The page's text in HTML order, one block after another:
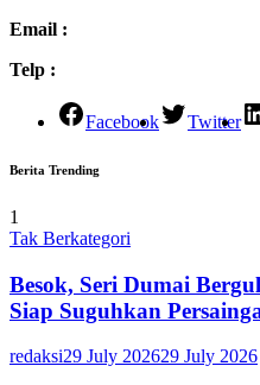
Email :
Telp :
Facebook Twitter
Berita Trending
1
Tak Berkategori
Besok, Seri Dumai
Siap Suguhkan
redaksi29 July 202629 July 2026